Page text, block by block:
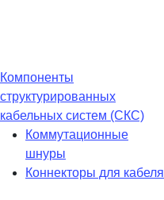
Компоненты
структурированных
кабельных систем (СКС)
Коммутационные
шнуры
Коннекторы для кабеля